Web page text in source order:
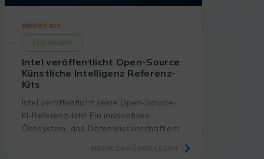
08/09/2022
LÖSUNGEN
Intel veröffentlicht Open-Source
Künstliche Intelligenz Referenz-
Kits
Intel veröffentlicht seine Open-Source-
KI-Referenz-kits! Ein innovatives
Ökosystem, das Datenwissenschaftlern